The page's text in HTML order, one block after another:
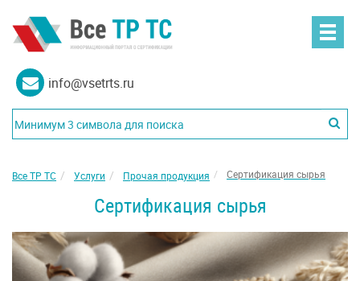
info@vsetrts.ru
Все ТР ТС Услуги Прочая продукция Сертификация сырья
Сертификация сырья